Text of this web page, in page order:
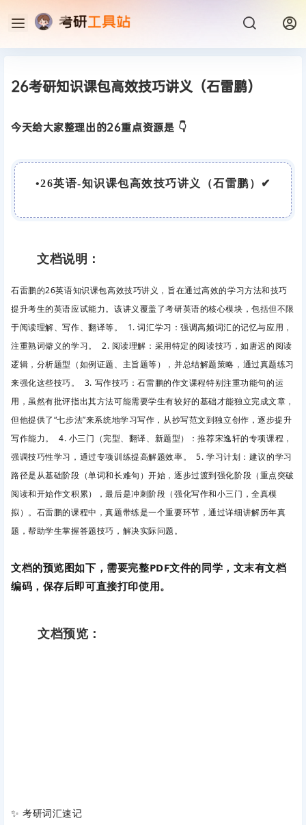
26考研知识课包高效技巧讲义（石雷鹏）
今天给大家整理出的26重点资源是 👇
•26英语-知识课包高效技巧讲义（石雷鹏） ✔
文档说明：
石雷鹏的26英语知识课包高效技巧讲义，旨在通过高效的学习方法和技巧
提升考生的英语应试能力。该讲义覆盖了考研英语的核心模块，包括但不限
于阅读理解、写作、翻译等。 1. 词汇学习：强调高频词汇的记忆与应用，
注重熟词僻义的学习。 2. 阅读理解：采用特定的阅读技巧，如唐迟的阅读
逻辑，分析题型（如例证题、主旨题等），并总结解题策略，通过真题练习
来强化这些技巧。 3. 写作技巧：石雷鹏的作文课程特别注重功能句的运
用，虽然有批评指出其方法可能需要学生有较好的基础才能独立完成文章，
但他提供了“七步法”来系统地学习写作，从抄写范文到独立创作，逐步提升
写作能力。 4. 小三门（完型、翻译、新题型）：推荐宋逸轩的专项课程，
强调技巧性学习，通过专项训练提高解题效率。 5. 学习计划：建议的学习
路径是从基础阶段（单词和长难句）开始，逐步过渡到强化阶段（重点突破
阅读和开始作文积累），最后是冲刺阶段（强化写作和小三门，全真模
拟）。石雷鹏的课程中，真题带练是一个重要环节，通过详细讲解历年真
题，帮助学生掌握答题技巧，解决实际问题。
文档的预览图如下，需要完整PDF文件的同学，文末有文档
编码，保存后即可直接打印使用。
文档预览：
✨ ‌考研词汇速记‌